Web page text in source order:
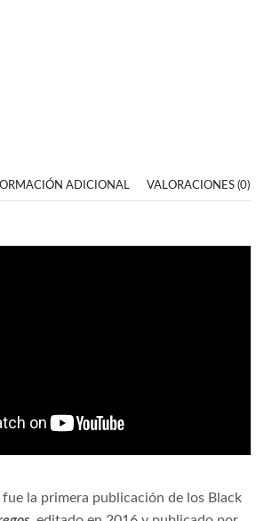
ADICIONAL VALORACIONES (0)
fue la primera publicación de los Black